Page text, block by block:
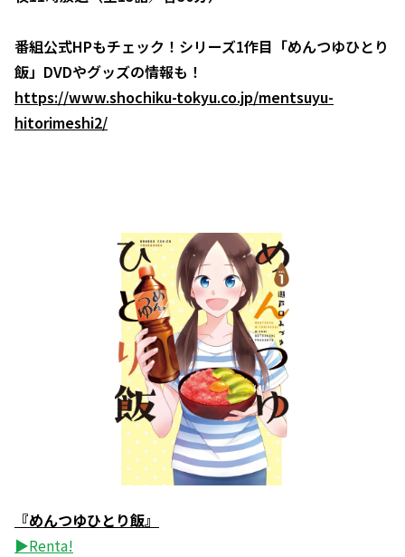
番組公式HPもチェック！シリーズ1作目「めんつゆひとり
飯」DVDやグッズの情報も！
https://www.shochiku-tokyu.co.jp/mentsuyu-
hitorimeshi2/
『めんつゆひとり飯』
▶Renta!